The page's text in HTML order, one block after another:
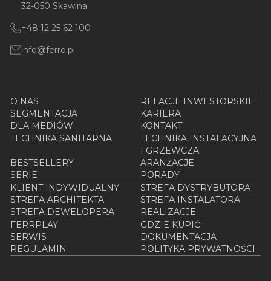
32-050 Skawina
+48 12 25 62 100
info@ferro.pl
O NAS
RELACJE INWESTORSKIE
SEGMENTACJA
KARIERA
DLA MEDIÓW
KONTAKT
TECHNIKA SANITARNA
TECHNIKA INSTALACYJNA
I GRZEWCZA
BESTSELLERY
ARANŻACJE
SERIE
PORADY
KLIENT INDYWIDUALNY
STREFA DYSTRYBUTORA
STREFA ARCHITEKTA
STREFA INSTALATORA
STREFA DEWELOPERA
REALIZACJE
FERRPLAY
GDZIE KUPIĆ
SERWIS
DOKUMENTACJA
REGULAMIN
POLITYKA PRYWATNOŚCI